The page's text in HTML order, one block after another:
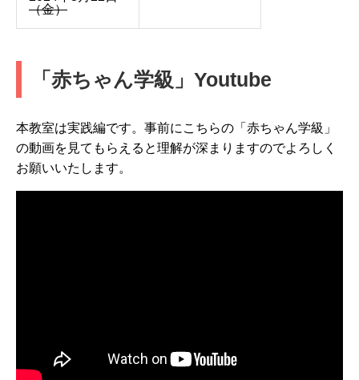
（金）
「赤ちゃん学級」Youtube
本教室は実践編です。事前にこちらの「赤ちゃん学級」
の動画を見てもらえると理解が深まりますのでよろしく
お願いいたします。